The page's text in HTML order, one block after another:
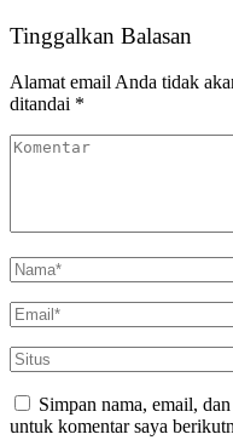
Tinggalkan Balasan
Alamat email Anda tidak
ditandai *
Simpan nama, email,
untuk komentar saya